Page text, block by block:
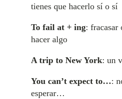
tienes que hacerlo sí o sí
To fail at + ing: fracasar
hacer algo
A trip to New York: un
You can’t expect to…:
esperar…